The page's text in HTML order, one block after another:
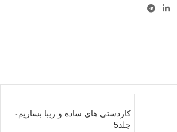
کاردستی های ساده و زیبا بسازیم-
جلد5